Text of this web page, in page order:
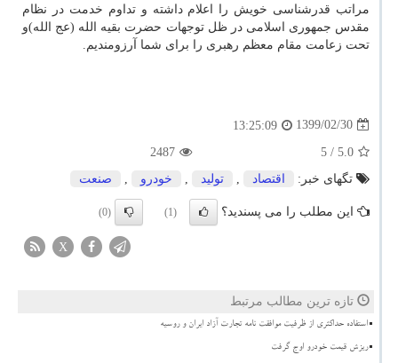
مراتب قدرشناسی خویش را اعلام داشته و تداوم خدمت در نظام
مقدس جمهوری اسلامی در ظل توجهات حضرت بقیه الله (عج الله)و
تحت زعامت مقام معظم رهبری را برای شما آرزومندیم.
1399/02/30
13:25:09
5.0
/ 5
2487
تگهای خبر:
اقتصاد , تولید , خودرو , صنعت
این مطلب را می پسندید؟ (1)
(0)
X
تازه ترین مطالب مرتبط
استفاده حداکثری از ظرفیت موافقت نامه تجارت آزاد ایران و روسیه
ریزش قیمت خودرو اوج گرفت